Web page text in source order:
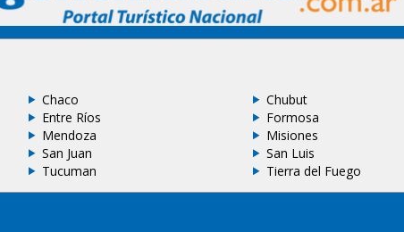
Chaco Chubut
Entre Ríos Formosa
Mendoza Misiones
San Juan San Luis
Tucuman Tierra del Fuego